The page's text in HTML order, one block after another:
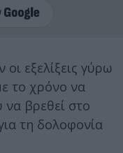
εξελίξεις γύρω
το χρόνο να
να βρεθεί στο
τη δολοφονία